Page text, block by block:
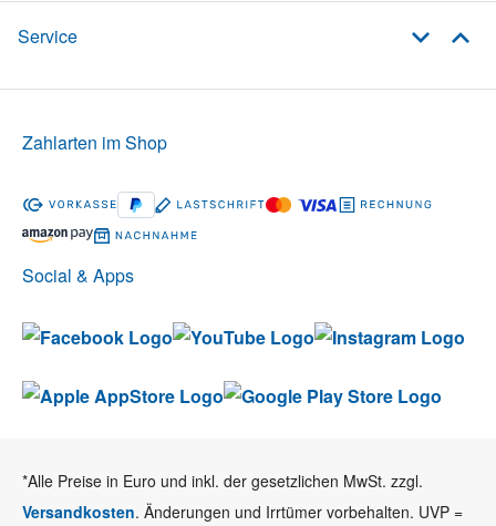
Service
Social & Apps
Zahlarten im Shop
*Alle Preise in Euro und inkl. der gesetzlichen MwSt. zzgl.
Versandkosten. Änderungen und Irrtümer vorbehalten. UVP =